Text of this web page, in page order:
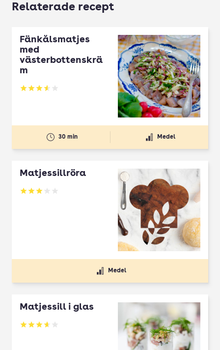
Relaterade recept
Fänkålsmatjes
med
västerbottenskrä
m
Betyg: 3.6 av 5
30 min Medel
Matjessillröra
Betyg: 3 av 5
Medel
Matjessill i glas
Betyg: 3.65 av 5